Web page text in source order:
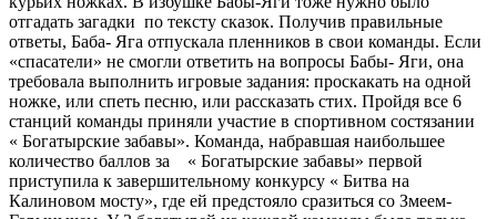
отгадать загадки по тексту сказок. Получив правильные
ответы, Баба- Яга отпускала пленников в свои команды. Если
«спасатели» не смогли ответить на вопросы Бабы- Яги, она
требовала выполнить игровые задания: проскакать на одной
ножке, или спеть песню, или рассказать стих. Пройдя все 6
станций команды приняли участие в спортивном состязании
« Богатырские забавы». Команда, набравшая наибольшее
количество баллов за « Богатырские забавы» первой
приступила к завершительному конкурсу « Битва на
Калиновом мосту», где ей предстояло сразиться со Змеем-